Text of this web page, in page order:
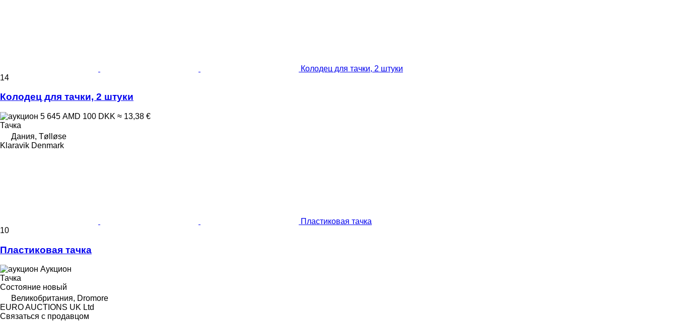
Колодец для тачки, 2 штуки
14
Колодец для тачки, 2 штуки
5 645 AMD 100 DKK ≈ 13,38 €
Тачка
Дания, Tølløse
Klaravik Denmark
Пластиковая тачка
10
Пластиковая тачка
Аукцион
Тачка
Состояние новый
Великобритания, Dromore
EURO AUCTIONS UK Ltd
Связаться с продавцом